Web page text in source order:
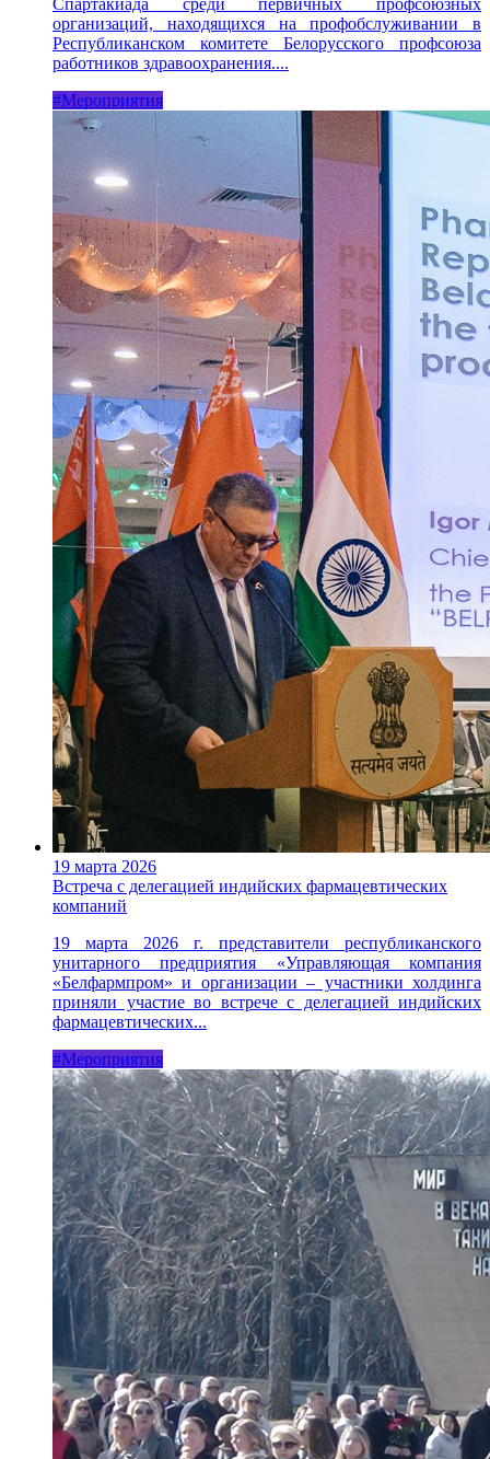
организаций, находящихся на профобслуживании в
Республиканском комитете Белорусского профсоюза
работников здравоохранения....
#Мероприятия
19 марта 2026
Встреча с делегацией индийских фармацевтических
компаний
19 марта 2026 г. представители республиканского
унитарного предприятия «Управляющая компания
«Белфармпром» и организации – участники холдинга
приняли участие во встрече с делегацией индийских
фармацевтических...
#Мероприятия